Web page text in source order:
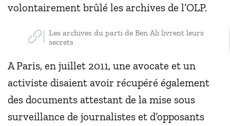
volontairement brûlé les archives de l’OLP.
Les archives du parti de Ben Ali livrent leurs
secrets
A Paris, en juillet 2011, une avocate et un
activiste disaient avoir récupéré également
des documents attestant de la mise sous
surveillance de journalistes et d’opposants